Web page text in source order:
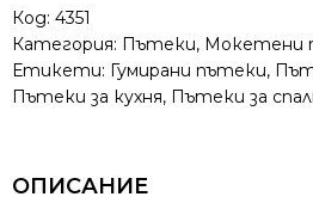
Код: 4351
Категория: Пътеки, Мокетени
Етикети: Гумирани пътеки,
Пътеки за кухня, Пътеки за
ОПИСАНИЕ